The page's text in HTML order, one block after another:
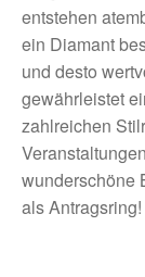
entstehen
ein Diamant
und desto
gewährleistet
zahlreichen
wunderschöne
als Antragsring!